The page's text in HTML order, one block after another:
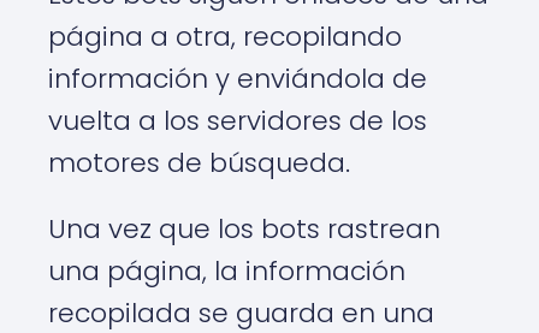
página a otra, recopilando
información y enviándola de
vuelta a los servidores de los
motores de búsqueda.
Una vez que los bots rastrean
una página, la información
recopilada se guarda en una